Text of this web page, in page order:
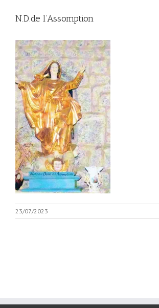
N.D.de l’Assomption
23/07/2023